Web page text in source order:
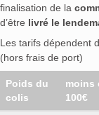
finalisation de la
d’être livré le
Les tarifs dépendent
(hors frais de port)
Poids du
colis
moins
100€